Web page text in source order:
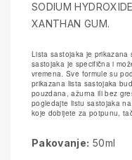
SODIUM
XANTHAN GUM.
Lista sastojaka je prikazana
sastojaka je specifična i
vremena. Sve formule su
prikazana lista sastojaka
pouzdana, ažurna ili bez
pogledajte listu sastojaka
koje dobijete za potpunu,
Pakovanje: 50ml